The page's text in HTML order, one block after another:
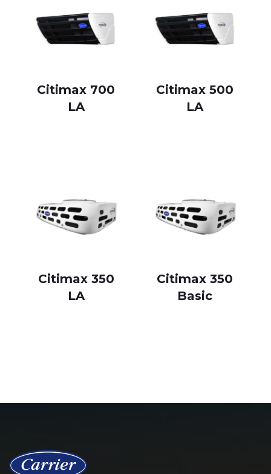
Citimax 700
LA
Citimax 500
LA
Citimax 350
LA
Citimax 350
Basic